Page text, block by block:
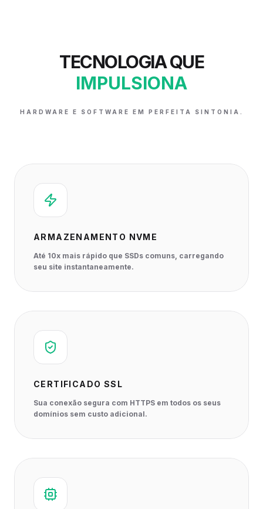
TECNOLOGIA QUE
IMPULSIONA
HARDWARE E SOFTWARE EM PERFEITA SINTONIA.
ARMAZENAMENTO NVME
Até 10x mais rápido que SSDs comuns, carregando
seu site instantaneamente.
CERTIFICADO SSL
Sua conexão segura com HTTPS em todos os seus
domínios sem custo adicional.